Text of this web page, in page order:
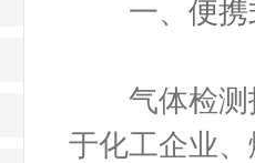
一、 便
气体检测报
于化工企业